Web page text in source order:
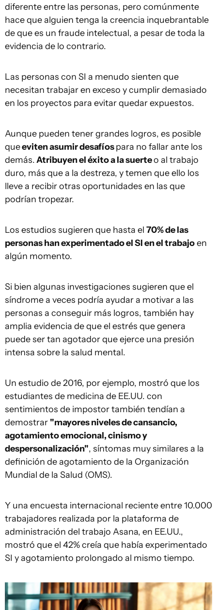
diferente entre las personas, pero comúnmente
hace que alguien tenga la creencia inquebrantable
de que es un fraude intelectual, a pesar de toda la
evidencia de lo contrario.
Las personas con SI a menudo sienten que
necesitan trabajar en exceso y cumplir demasiado
en los proyectos para evitar quedar expuestos.
Aunque pueden tener grandes logros, es posible
queeviten asumir desafíospara no fallar ante los
demás.Atribuyen el éxito a la suerteo al trabajo
duro, más que a la destreza, y temen que ello los
lleve a recibir otras oportunidades en las que
podrían tropezar.
Los estudios sugieren que hasta el 70% de las
personas han experimentado el SI en el trabajoen
algún momento.
Si bien algunas investigaciones sugieren que el
síndrome a veces podría ayudar a motivar a las
personas a conseguir más logros, también hay
amplia evidencia de que el estrés que genera
puede ser tan agotador que ejerce una presión
intensa sobre la salud mental.
Un estudio de 2016, por ejemplo, mostró que los
estudiantes de medicina de EE.UU. con
sentimientos de impostor también tendían a
demostrar "mayores niveles de cansancio,
agotamiento emocional, cinismo y
despersonalización", síntomas muy similares a la
definición de agotamiento de la Organización
Mundial de la Salud (OMS).
Y una encuesta internacional reciente entre 10.000
trabajadores realizada por la plataforma de
administración del trabajo Asana, en EE.UU.,
mostró que el 42% creía que había experimentado
SI y agotamiento prolongado al mismo tiempo.